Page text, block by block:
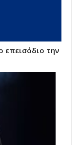
επεισόδιο την